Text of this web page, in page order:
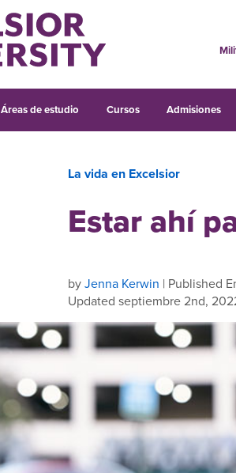
Áreas de estudio Cursos Admisiones
La vida en Excelsior
Estar ahí
byJenna Kerwin | Published
Updated septiembre 2nd,